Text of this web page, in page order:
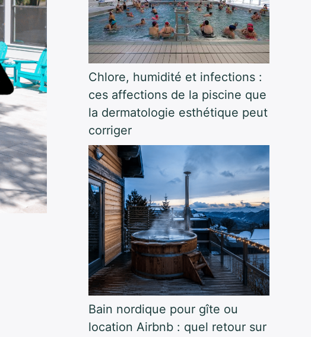
Chlore, humidité et infections :
ces affections de la piscine que
la dermatologie esthétique peut
corriger
Bain nordique pour gîte ou
location Airbnb : quel retour sur